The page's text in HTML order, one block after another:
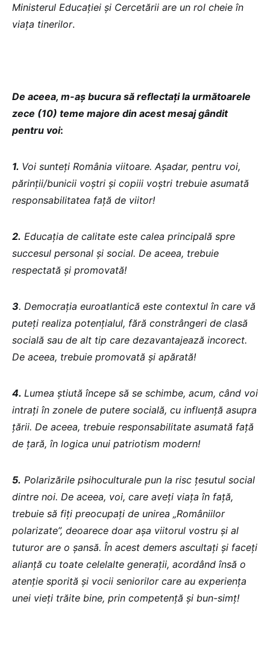
Ministerul Educației și Cercetării are un rol cheie în
viața tinerilor.
De aceea, m-aș bucura să reflectați la următoarele
zece (10) teme majore din acest mesaj gândit
pentru voi:
1. Voi sunteți România viitoare. Așadar, pentru voi,
părinții/bunicii voștri și copiii voștri trebuie asumată
responsabilitatea față de viitor!
2. Educația de calitate este calea principală spre
succesul personal și social. De aceea, trebuie
respectată și promovată!
3. Democrația euroatlantică este contextul în care vă
puteți realiza potențialul, fără constrângeri de clasă
socială sau de alt tip care dezavantajează incorect.
De aceea, trebuie promovată și apărată!
4. Lumea știută începe să se schimbe, acum, când voi
intrați în zonele de putere socială, cu influență asupra
țării. De aceea, trebuie responsabilitate asumată față
de țară, în logica unui patriotism modern!
5. Polarizările psihoculturale pun la risc țesutul social
dintre noi. De aceea, voi, care aveți viața în față,
trebuie să fiți preocupați de unirea „Româniilor
polarizate”, deoarece doar așa viitorul vostru și al
tuturor are o șansă. În acest demers ascultați și faceți
alianță cu toate celelalte generații, acordând însă o
atenție sporită și vocii seniorilor care au experiența
unei vieți trăite bine, prin competență și bun-simț!